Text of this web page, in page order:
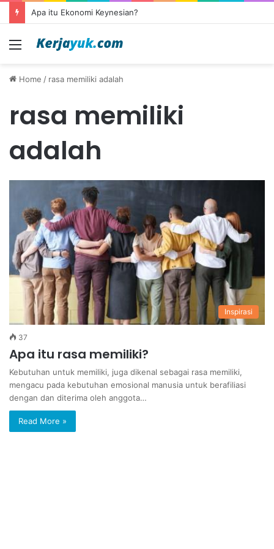
Apa itu Ekonomi Keynesian?
Menu
Home / rasa memiliki adalah
rasa memiliki
adalah
Inspirasi
37
Apa itu rasa memiliki?
Kebutuhan untuk memiliki, juga dikenal sebagai rasa memiliki,
mengacu pada kebutuhan emosional manusia untuk berafiliasi
dengan dan diterima oleh anggota…
Read More »